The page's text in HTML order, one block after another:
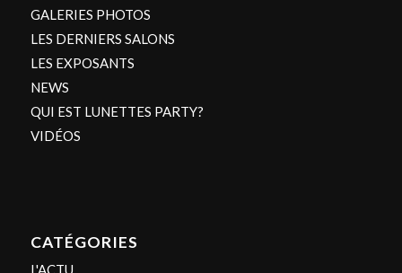
GALERIES PHOTOS
LES DERNIERS SALONS
LES EXPOSANTS
NEWS
QUI EST LUNETTES PARTY?
VIDÉOS
CATÉGORIES
L'ACTU